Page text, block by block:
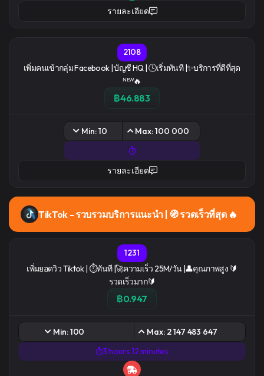
รายละเอียด
2108
เพิ่มคนเข้ากลุ่ม Facebook | บัญชี HQ | 🕓เริ่มทันที |✨บริการที่ดีที่สุด
ᴺᴱᵂ🔥
฿46.883
Min: 10 Max: 100 000
รายละเอียด
TikTok - รวบรวมบริการแนะนํา | 🧭 รวดเร็วที่สุด 🔥
1231
เพิ่มยอดวิว Tiktok | ⏱ทันที |🚀ความเร็ว 25M/วัน |👤คุณภาพสูง 🔰
รวดเร็วมาก🔰
฿0.947
Min: 100
Max: 2 147 483 647
3 hours 12 minutes